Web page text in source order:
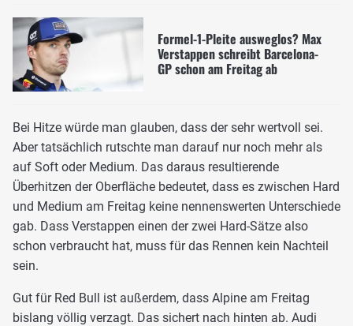
Formel-1-Pleite ausweglos? Max
Verstappen schreibt Barcelona-
GP schon am Freitag ab
Bei Hitze würde man glauben, dass der sehr wertvoll sei.
Aber tatsächlich rutschte man darauf nur noch mehr als
auf Soft oder Medium. Das daraus resultierende
Überhitzen der Oberfläche bedeutet, dass es zwischen Hard
und Medium am Freitag keine nennenswerten Unterschiede
gab. Dass Verstappen einen der zwei Hard-Sätze also
schon verbraucht hat, muss für das Rennen kein Nachteil
sein.
Gut für Red Bull ist außerdem, dass Alpine am Freitag
bislang völlig verzagt. Das sichert nach hinten ab. Audi